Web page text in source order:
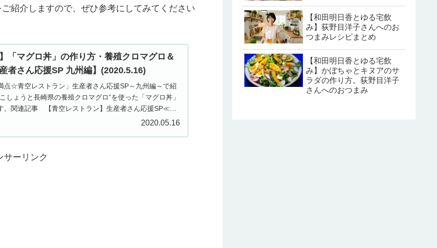
紹介しますので、ぜひ参考にしてみてください
「マグロ丼」の作り方・養殖クロマグロ＆
者さん応援SP 九州編】(2020.5.16)
点☆青空レストラン」生産者さん応援SP～九州編～で紹
しょうと長崎県の養殖クロマグロ”を使った「マグロ丼」
。関連記事 【青空レストラン】生産者さん応援SP≪九
2020.05.16
サーリンク
【和田明日香とゆる宅飲
み】荻野目洋子さんへのお
つまみレシピまとめ
【和田明日香とゆる宅飲
み】かぼちゃとキヌアのサ
ラダの作り方。荻野目洋子
さんへのおつまみ